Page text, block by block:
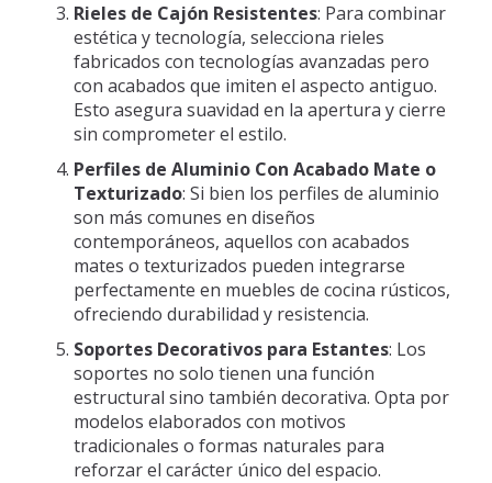
Rieles de Cajón Resistentes: Para combinar
estética y tecnología, selecciona rieles
fabricados con tecnologías avanzadas pero
con acabados que imiten el aspecto antiguo.
Esto asegura suavidad en la apertura y cierre
sin comprometer el estilo.
Perfiles de Aluminio Con Acabado Mate o
Texturizado: Si bien los perfiles de aluminio
son más comunes en diseños
contemporáneos, aquellos con acabados
mates o texturizados pueden integrarse
perfectamente en muebles de cocina rústicos,
ofreciendo durabilidad y resistencia.
Soportes Decorativos para Estantes: Los
soportes no solo tienen una función
estructural sino también decorativa. Opta por
modelos elaborados con motivos
tradicionales o formas naturales para
reforzar el carácter único del espacio.